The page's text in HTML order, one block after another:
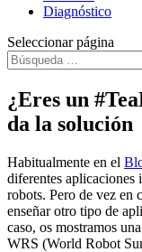
Diagnóstico
Seleccionar página
¿Eres un
da la solución
Habitualmente en el
diferentes aplicaciones
robots. Pero de vez en
enseñar otro tipo de
caso, os mostramos
WRS (World Robot